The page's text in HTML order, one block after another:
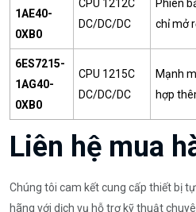
1AE40-
0XB0
CPU 1212C
DC/DC/DC
Phiên
chỉ mở
6ES7215-
1AG40-
0XB0
CPU 1215C
DC/DC/DC
Mạnh
hợp
Liên hệ mua
Chúng tôi cam kết cung cấp thiết bị
hãng với dịch vụ hỗ trợ kỹ thuật